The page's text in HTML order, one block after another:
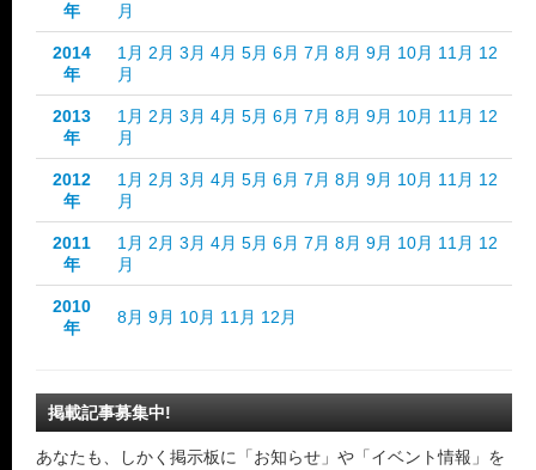
年
月
2014
年
1月 2月 3月 4月 5月 6月 7月 8月 9月 10月 11月 12
月
2013
年
1月 2月 3月 4月 5月 6月 7月 8月 9月 10月 11月 12
月
2012
年
1月 2月 3月 4月 5月 6月 7月 8月 9月 10月 11月 12
月
2011
年
1月 2月 3月 4月 5月 6月 7月 8月 9月 10月 11月 12
月
2010
年
8月 9月 10月 11月 12月
掲載記事募集中!
あなたも、しかく掲示板に「お知らせ」や「イベント情報」を